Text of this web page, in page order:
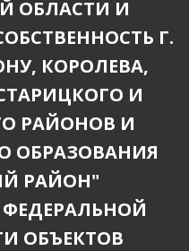
ОБЛАСТИ И
Г.
КОРОЛЕВА,
И
РАЙОНОВ И
ОБРАЗОВАНИЯ
РАЙОН"
ОБЪЕКТОВ